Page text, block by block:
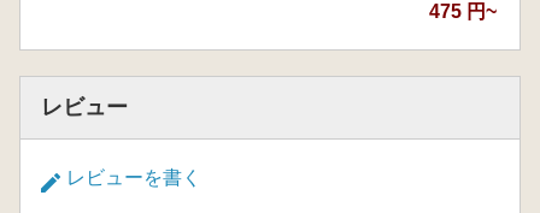
475 円~
レビュー
レビューを書く